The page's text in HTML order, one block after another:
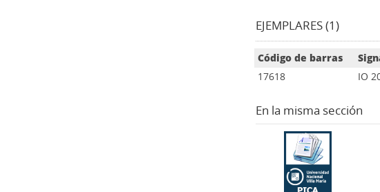
EJEMPLARES (1)
Código de barras
17618
IO
En la misma sección